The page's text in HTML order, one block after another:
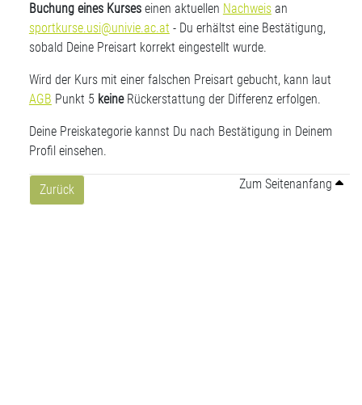
Buchung eines Kurses einen aktuellen Nachweisan
sportkurse.usi@univie.ac.at - Du erhältst eine Bestätigung,
sobald Deine Preisart korrekt eingestellt wurde.
Wird der Kurs mit einer falschen Preisart gebucht, kann laut
AGB Punkt 5 keine Rückerstattung der Differenz erfolgen.
Deine Preiskategorie kannst Du nach Bestätigung in Deinem
Profil einsehen.
Zurück Zum Seitenanfang